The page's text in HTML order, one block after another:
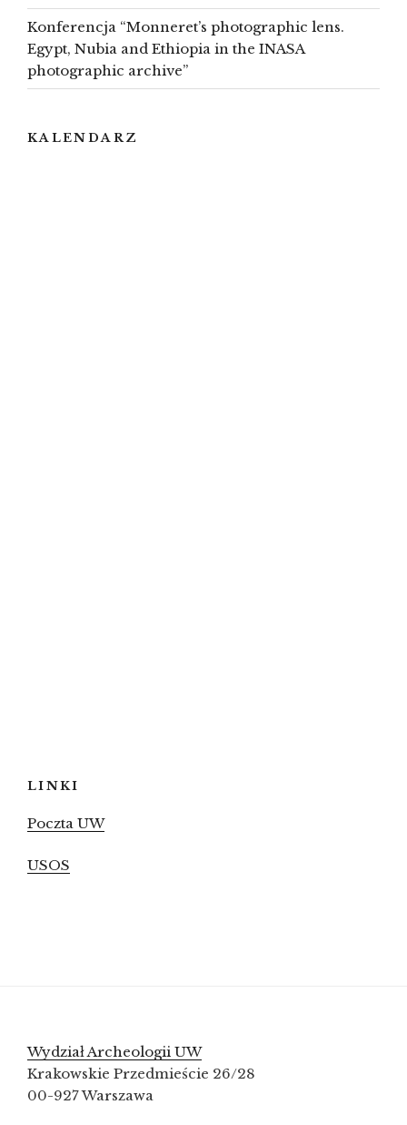
Konferencja “Monneret’s photographic lens.
Egypt, Nubia and Ethiopia in the INASA
photographic archive”
KALENDARZ
LINKI
Poczta UW
USOS
Wydział Archeologii UW
Krakowskie Przedmieście 26/28
00-927 Warszawa